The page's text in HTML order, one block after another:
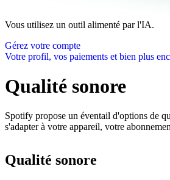
Vous utilisez un outil alimenté par l'IA.
Gérez votre compte
Votre profil, vos paiements et bien plus
Qualité sonore
Spotify propose un éventail d'options de
s'adapter à votre appareil, votre
Qualité sonore